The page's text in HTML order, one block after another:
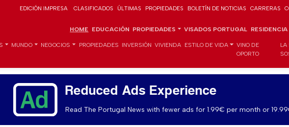
EDICIÓN IMPRESA CLASIFICADOS ÚLTIMAS PROPIEDADES BOLETÍN DE NOTICIAS CARRERAS
HOME EDUCACIÓN PROPIEDADES VISADOS PORTUGAL RESIDENCIA
MUNDO NEGOCIOS PROPIEDADES INVERSIÓN VIVIENDA ESTILO DE VIDA
VINO DE
OPORTO
LA
Reduced Ads Experience
Read The Portugal News with fewer ads for 1.99€ per month or